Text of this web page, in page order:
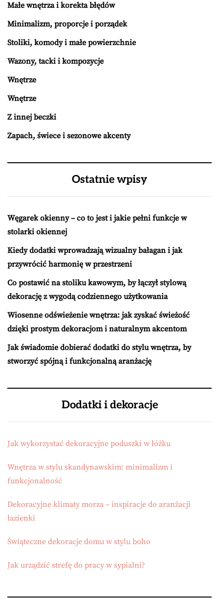
Małe wnętrza i korekta błędów
Minimalizm, proporcje i porządek
Stoliki, komody i małe powierzchnie
Wazony, tacki i kompozycje
Wnętrze
Wnętrze
Z innej beczki
Zapach, świece i sezonowe akcenty
Ostatnie wpisy
Węgarek okienny – co to jest i jakie pełni funkcje w
stolarki okiennej
Kiedy dodatki wprowadzają wizualny bałagan i jak
przywrócić harmonię w przestrzeni
Co postawić na stoliku kawowym, by łączył stylową
dekorację z wygodą codziennego użytkowania
Wiosenne odświeżenie wnętrza: jak zyskać świeżość
dzięki prostym dekoracjom i naturalnym akcentom
Jak świadomie dobierać dodatki do stylu wnętrza, by
stworzyć spójną i funkcjonalną aranżację
Dodatki i dekoracje
Jak wykorzystać dekoracyjne poduszki w łóżku
Wnętrza w stylu skandynawskim: minimalizm i
funkcjonalność
Dekoracyjne klimaty morza – inspiracje do aranżacji
łazienki
Świąteczne dekoracje domu w stylu boho
Jak urządzić strefę do pracy w sypialni?